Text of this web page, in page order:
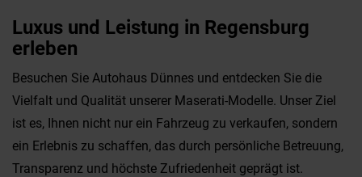
Luxus und Leistung in Regensburg
erleben
Besuchen Sie Autohaus Dünnes und entdecken Sie die
Vielfalt und Qualität unserer Maserati-Modelle. Unser Ziel
ist es, Ihnen nicht nur ein Fahrzeug zu verkaufen, sondern
ein Erlebnis zu schaffen, das durch persönliche Betreuung,
Transparenz und höchste Zufriedenheit geprägt ist.